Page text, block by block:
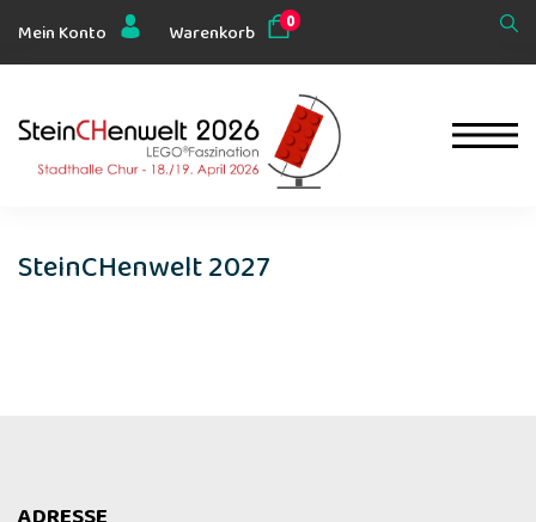
Mein Konto Warenkorb 0
SteinCHenwelt 2027